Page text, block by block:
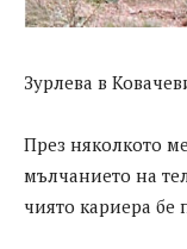
Зурлева в
През няколкото
мълчанието на
чиято кариера бе